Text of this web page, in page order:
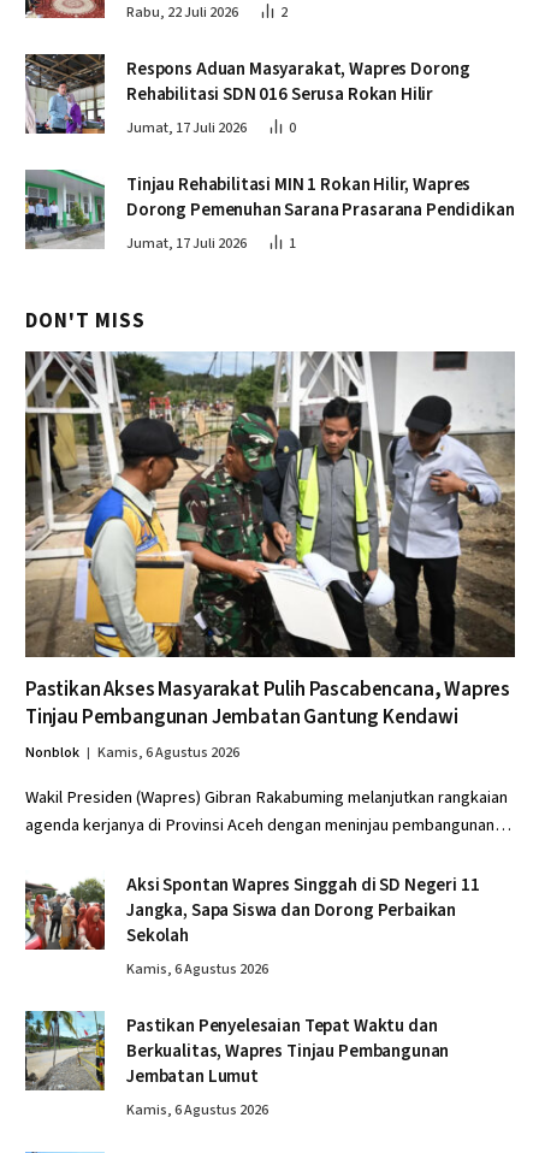
Rabu, 22 Juli 2026 2
Respons Aduan Masyarakat, Wapres Dorong
Rehabilitasi SDN 016 Serusa Rokan Hilir
Jumat, 17 Juli 2026 0
Tinjau Rehabilitasi MIN 1 Rokan Hilir, Wapres
Dorong Pemenuhan Sarana Prasarana Pendidikan
Jumat, 17 Juli 2026 1
DON'T MISS
Pastikan Akses Masyarakat Pulih Pascabencana, Wapres
Tinjau Pembangunan Jembatan Gantung Kendawi
Nonblok Kamis, 6 Agustus 2026
Wakil Presiden (Wapres) Gibran Rakabuming melanjutkan rangkaian
agenda kerjanya di Provinsi Aceh dengan meninjau pembangunan…
Aksi Spontan Wapres Singgah di SD Negeri 11
Jangka, Sapa Siswa dan Dorong Perbaikan
Sekolah
Kamis, 6 Agustus 2026
Pastikan Penyelesaian Tepat Waktu dan
Berkualitas, Wapres Tinjau Pembangunan
Jembatan Lumut
Kamis, 6 Agustus 2026